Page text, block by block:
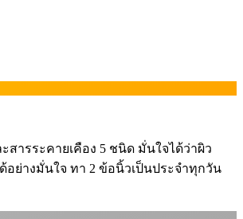
ารระคายเคือง 5 ชนิด มั่นใจได้ว่าผิว
อย่างมั่นใจ ทา 2 ข้อนิ้วเป็นประจำทุกวัน